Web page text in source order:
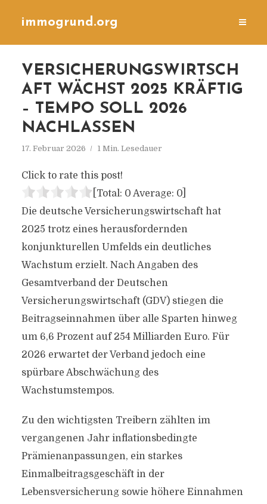
immogrund.org
VERSICHERUNGSWIRTSCH
AFT WÄCHST 2025 KRÄFTIG
– TEMPO SOLL 2026
NACHLASSEN
17. Februar 2026 1 Min. Lesedauer
Click to rate this post!
[Total: 0 Average: 0]
Die deutsche Versicherungswirtschaft hat
2025 trotz eines herausfordernden
konjunkturellen Umfelds ein deutliches
Wachstum erzielt. Nach Angaben des
Gesamtverband der Deutschen
Versicherungswirtschaft (GDV) stiegen die
Beitragseinnahmen über alle Sparten hinweg
um 6,6 Prozent auf 254 Milliarden Euro. Für
2026 erwartet der Verband jedoch eine
spürbare Abschwächung des
Wachstumstempos.
Zu den wichtigsten Treibern zählten im
vergangenen Jahr inflationsbedingte
Prämienanpassungen, ein starkes
Einmalbeitragsgeschäft in der
Lebensversicherung sowie höhere Einnahmen